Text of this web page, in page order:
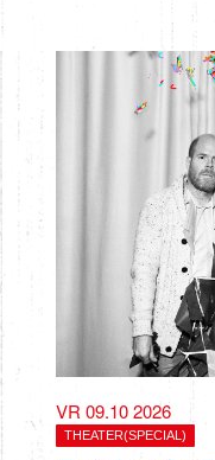
VR 09.10 2026
THEATER(SPECIAL)